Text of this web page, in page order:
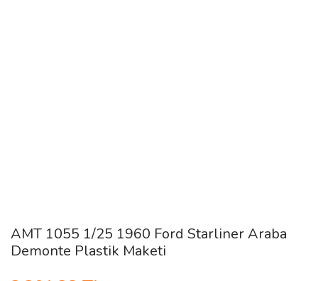
AMT 1055 1/25 1960 Ford Starliner Araba
Demonte Plastik Maketi